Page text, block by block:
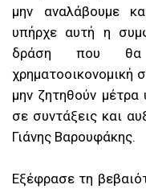
μην αναλάβουμε
υπήρχε αυτή η
δράση που θα
χρηματοοικονομική
μην ζητηθούν
σε συντάξεις και
Γιάνης Βαρουφάκης.
Εξέφρασε τη